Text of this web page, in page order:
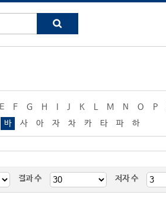
E F G H J K M N O P
바 사 아 자 차 카 타 파
하
결과 수 저자 수